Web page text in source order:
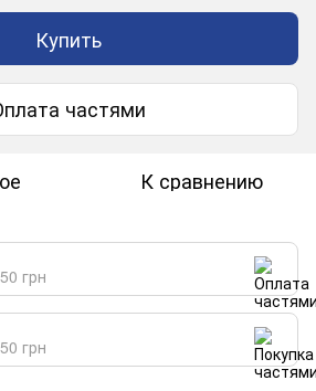
Купить
частями
К сравнению
грн
грн